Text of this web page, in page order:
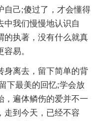
自己;傻过了，才会懂得
中我们慢慢地认识自
的执著，没有什么就真
易。
离去，留下简单的背
下最美的回忆;学会放
，遍体鳞伤的爱并不一
走到今天，已经不容